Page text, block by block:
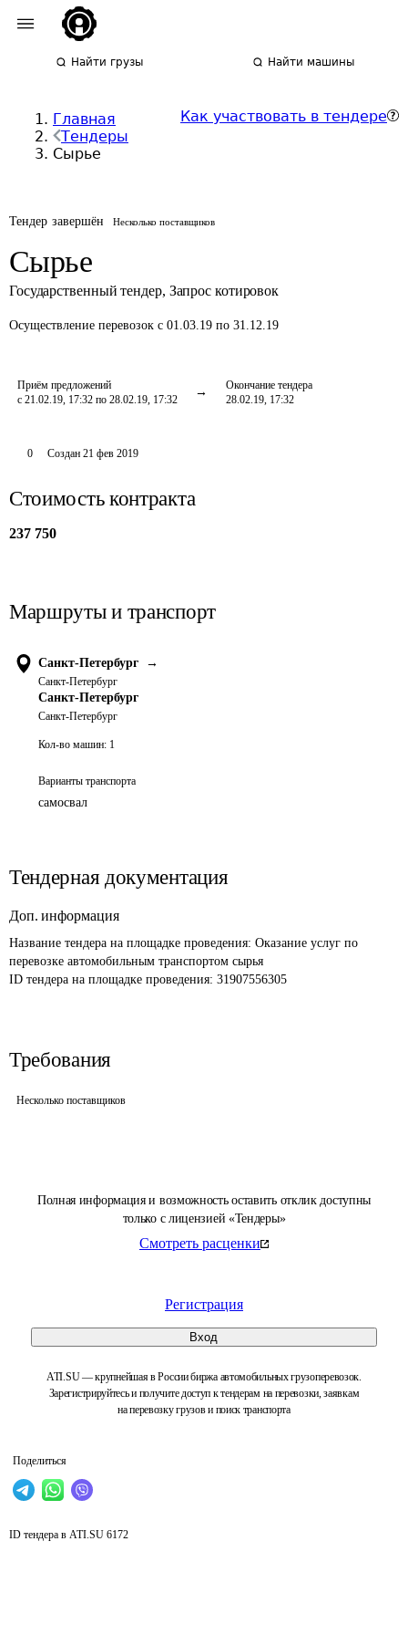
Найти грузы Найти машины
Главная
Тендеры
Сырье
Как участвовать в тендере
Тендер завершён Несколько поставщиков
Сырье
Государственный тендер, Запрос котировок
Осуществление перевозок с 01.03.19 по 31.12.19
Приём предложений
с 21.02.19, 17:32 по 28.02.19, 17:32
Окончание тендера
28.02.19, 17:32
Полная информация и возможность оставить отклик доступны
только с лицензией «Тендеры»
Смотреть расценки
Регистрация
Вход
ATI.SU — крупнейшая в России биржа автомобильных грузоперевозок.
Зарегистрируйтесь и получите доступ к тендерам на перевозки, заявкам
на перевозку грузов и поиск транспорта
Поделиться
0 Создан 21 фев 2019
Стоимость контракта
237 750
Маршруты и транспорт
Санкт-Петербург →
Санкт-Петербург
Санкт-Петербург
Санкт-Петербург
Кол-во машин: 1
Варианты транспорта
самосвал
Тендерная документация
Доп. информация
Название тендера на площадке проведения: Оказание услуг по
перевозке автомобильным транспортом сырья
ID тендера на площадке проведения: 31907556305
Требования
Несколько поставщиков
ID тендера в ATI.SU 6172